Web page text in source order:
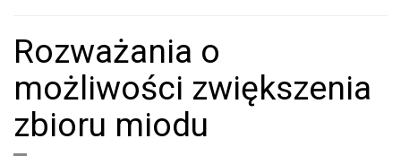
Rozważania o
możliwości zwiększenia
zbioru miodu